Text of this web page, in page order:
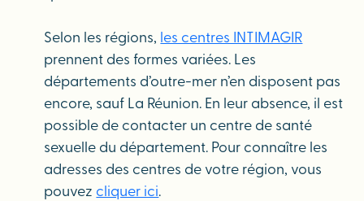
Selon les régions, les centres INTIMAGIR
prennent des formes variées. Les
départements d’outre-mer n’en disposent pas
encore, sauf La Réunion. En leur absence, il est
possible de contacter un centre de santé
sexuelle du département. Pour connaître les
adresses des centres de votre région, vous
pouvez cliquer ici.